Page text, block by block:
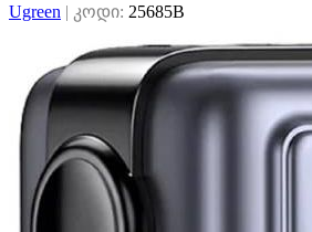
Ugreen | კოდი: 25685B